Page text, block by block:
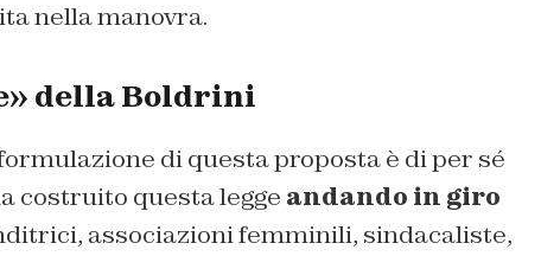
nella manovra.
della Boldrini
di questa proposta è di per sé
costruito questa legge andando in giro
associazioni femminili, sindacaliste,